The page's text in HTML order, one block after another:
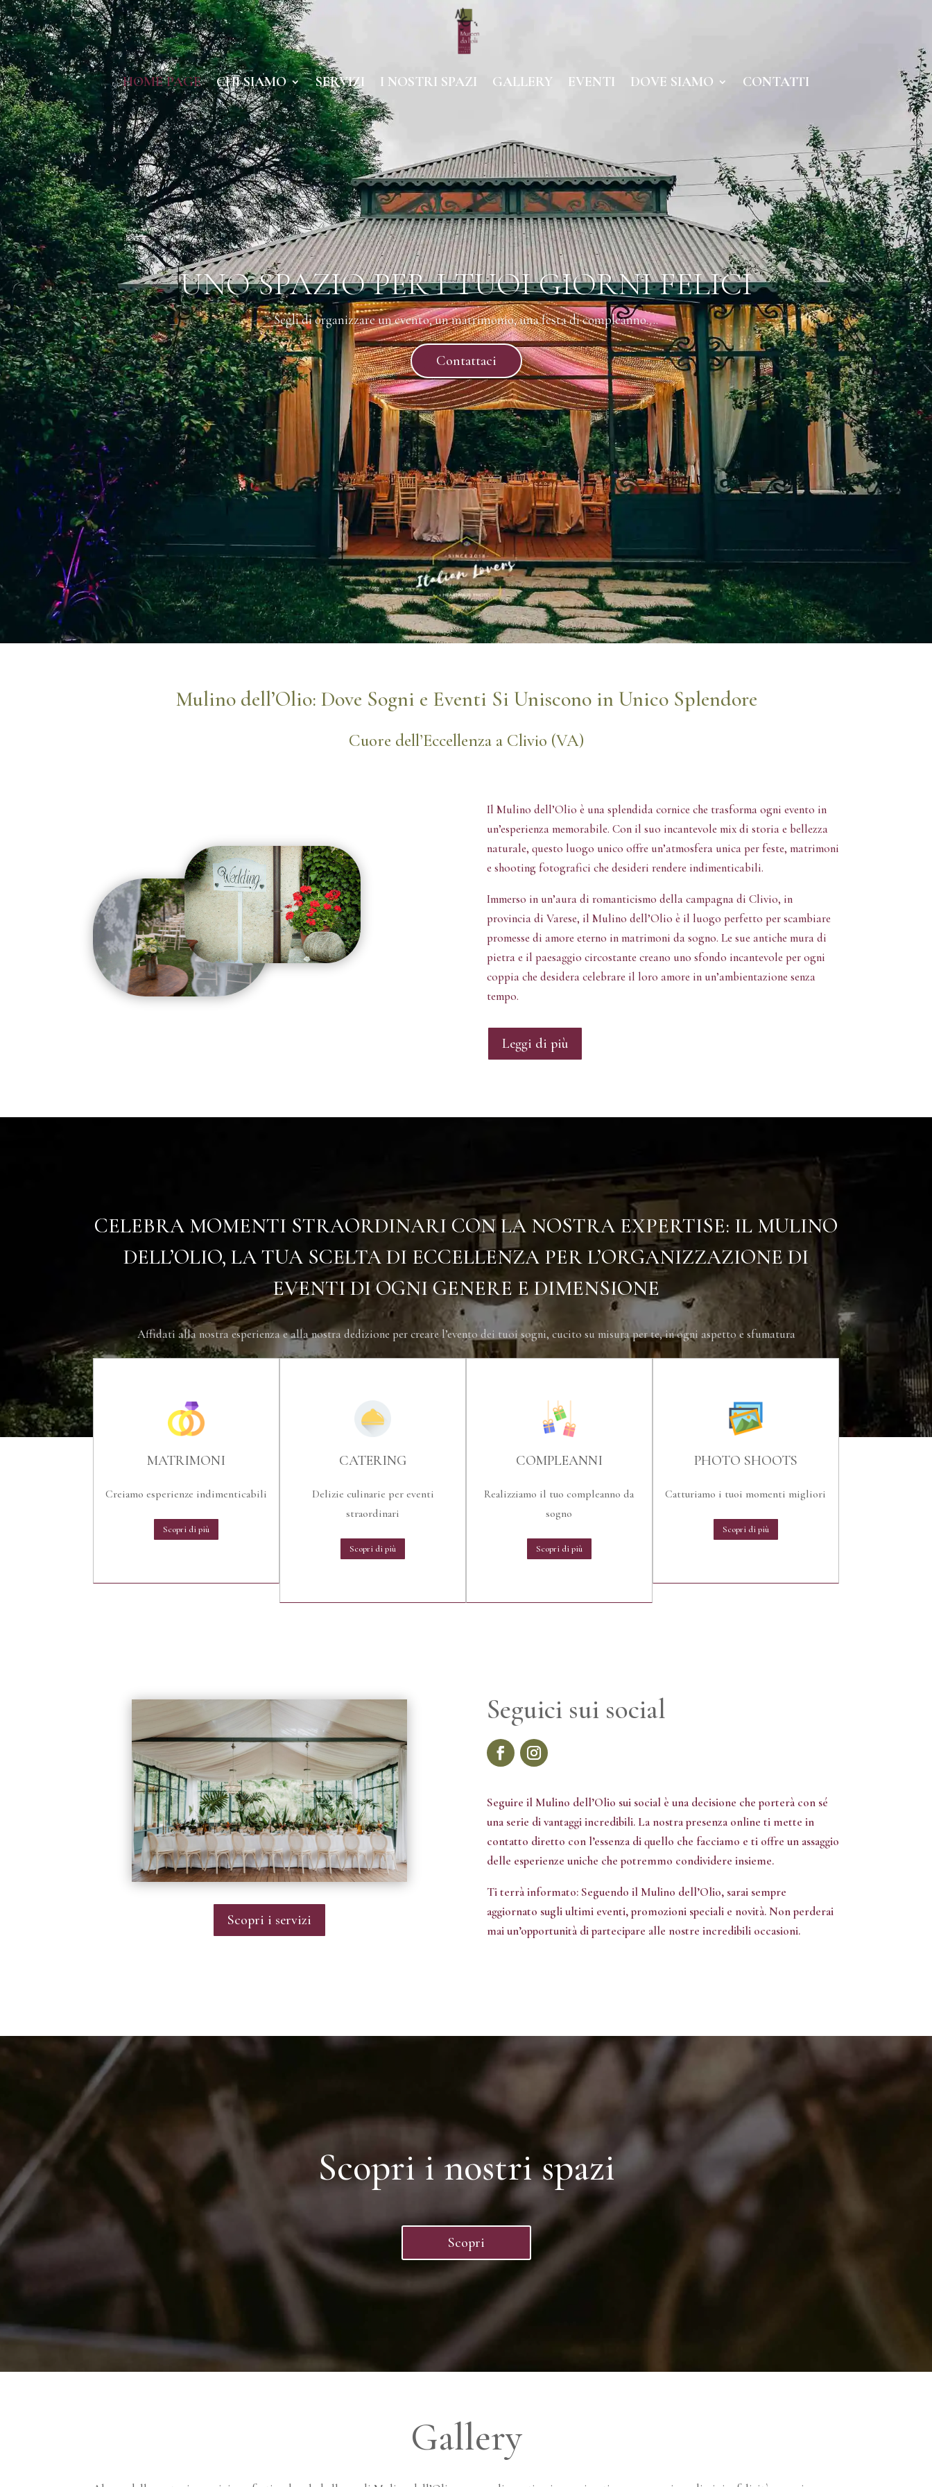
HOME PAGE CHI SIAMO SERVIZI I NOSTRI SPAZI GALLERY EVENTI DOVE SIAMO CONTATTI
CELEBRI OGNI MOMENTO NEL CUORE DEL
MULINO DELL'OLIO
Crea ricordi indimenticabili in un ambiente unico
Contattaci
Mulino dell’Olio: Dove Sogni e Eventi Si Uniscono in Unico Splendore
Cuore dell’Eccellenza a Clivio (VA)
Il Mulino dell’Olio è una splendida cornice che trasforma ogni evento in
un’esperienza memorabile. Con il suo incantevole mix di storia e bellezza
naturale, questo luogo unico offre un’atmosfera unica per feste, matrimoni
e shooting fotografici che desideri rendere indimenticabili.
Immerso in un’aura di romanticismo della campagna di Clivio, in
provincia di Varese, il Mulino dell’Olio è il luogo perfetto per scambiare
promesse di amore eterno in matrimoni da sogno. Le sue antiche mura di
pietra e il paesaggio circostante creano uno sfondo incantevole per ogni
coppia che desidera celebrare il loro amore in un’ambientazione senza
tempo.
Leggi di più
CELEBRA MOMENTI STRAORDINARI CON LA NOSTRA EXPERTISE: IL MULINO
DELL’OLIO, LA TUA SCELTA DI ECCELLENZA PER L’ORGANIZZAZIONE DI
EVENTI DI OGNI GENERE E DIMENSIONE
Affidati alla nostra esperienza e alla nostra dedizione per creare l’evento dei tuoi sogni, cucito su misura per te, in ogni aspetto e sfumatura
MATRIMONI
Creiamo esperienze indimenticabili
Scopri di più
CATERING
Delizie culinarie per eventi
straordinari
Scopri di più
COMPLEANNI
Realizziamo il tuo compleanno da
sogno
Scopri di più
PHOTO SHOOTS
Catturiamo i tuoi momenti migliori
Scopri di più
Scopri i servizi
Seguici sui social
Seguire il Mulino dell’Olio sui social è una decisione che porterà con sé
una serie di vantaggi incredibili. La nostra presenza online ti mette in
contatto diretto con l’essenza di quello che facciamo e ti offre un assaggio
delle esperienze uniche che potremmo condividere insieme.
Ti terrà informato: Seguendo il Mulino dell’Olio, sarai sempre
aggiornato sugli ultimi eventi, promozioni speciali e novità. Non perderai
mai un’opportunità di partecipare alle nostre incredibili occasioni.
Scopri i nostri spazi
Scopri
Gallery